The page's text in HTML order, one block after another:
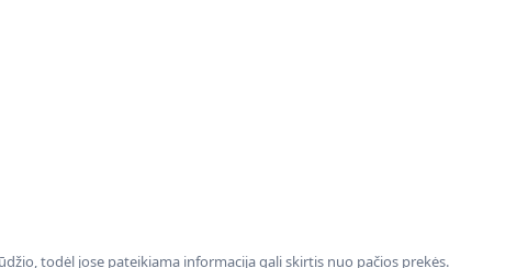
todėl jose pateikiama informacija gali skirtis nuo pačios prekės.